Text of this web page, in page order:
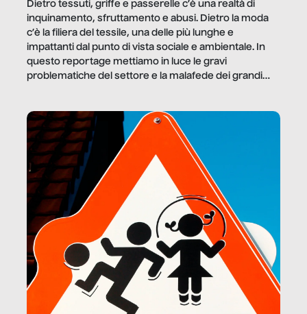
Dietro tessuti, griffe e passerelle c’è una realtà di
inquinamento, sfruttamento e abusi. Dietro la moda
c’è la filiera del tessile, una delle più lunghe e
impattanti dal punto di vista sociale e ambientale. In
questo reportage mettiamo in luce le gravi
problematiche del settore e la malafede dei grandi